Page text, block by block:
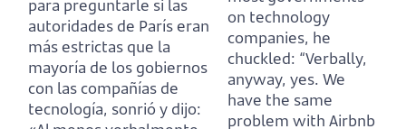
para preguntarle si las
autoridades de París eran
más estrictas que la
mayoría de los gobiernos
con las compañías de
tecnología, sonrió y dijo:
on technology
companies, he
chuckled: “Verbally,
anyway, yes. We
have the same
problem with Airbnb